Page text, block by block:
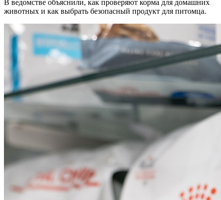
В ведомстве объяснили, как проверяют корма для домашних
животных и как выбрать безопасный продукт для питомца.